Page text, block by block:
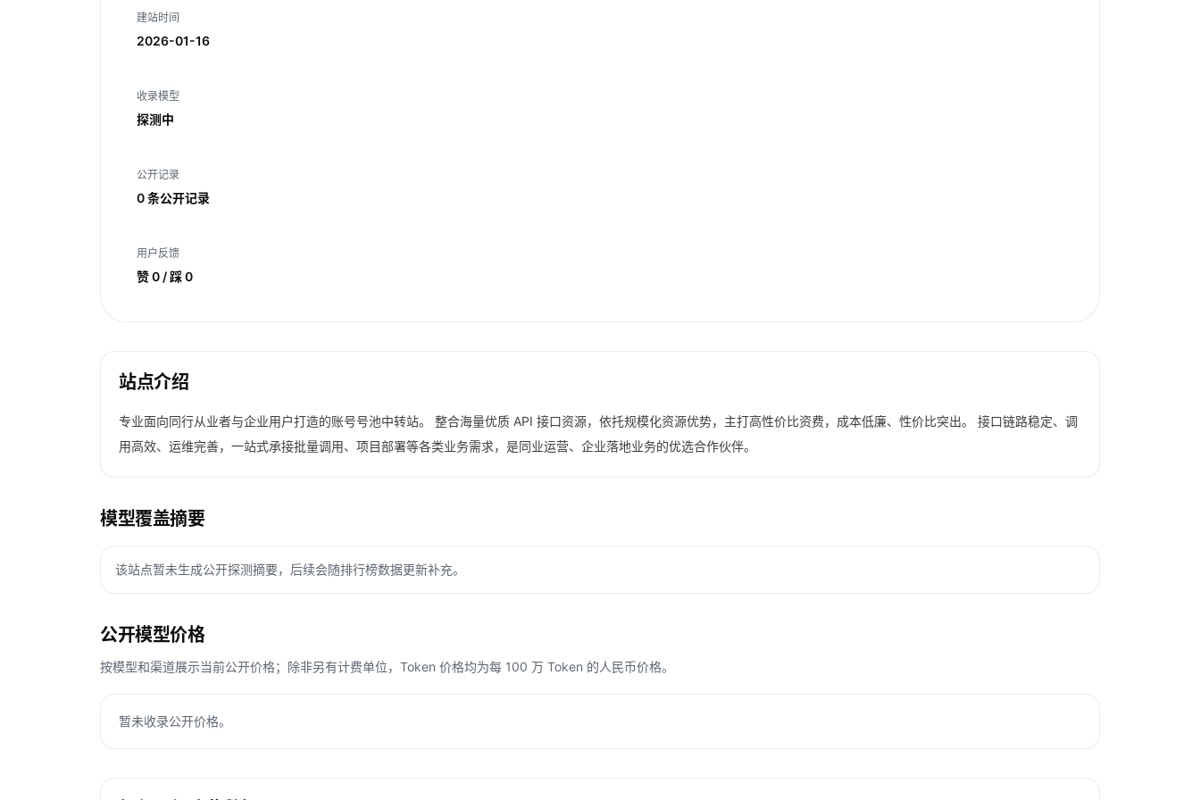
建站时间
2026-01-16
收录模型
探测中
公开记录
0 条公开记录
用户反馈
赞 0 / 踩 0
站点介绍
专业面向同行从业者与企业用户打造的账号号池中转站。 整合海量优质 API 接口资源，依托规模化资源优势，主打高性价比资费，成本低廉、性价比突出。 接口链路稳定、调
用高效、运维完善，一站式承接批量调用、项目部署等各类业务需求，是同业运营、企业落地业务的优选合作伙伴。
模型覆盖摘要
该站点暂未生成公开探测摘要，后续会随排行榜数据更新补充。
公开模型价格
按模型和渠道展示当前公开价格；除非另有计费单位，Token 价格均为每 100 万 Token 的人民币价格。
暂未收录公开价格。